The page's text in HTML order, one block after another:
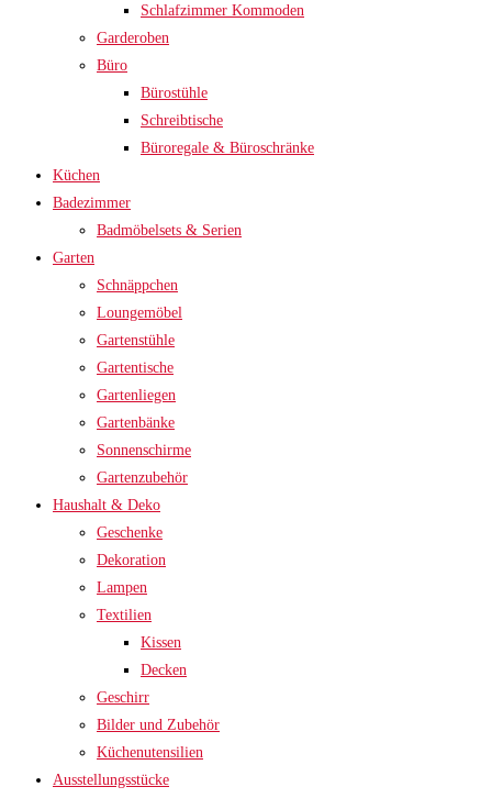
Schlafzimmer Kommoden
Garderoben
Büro
Bürostühle
Schreibtische
Büroregale & Büroschränke
Küchen
Badezimmer
Badmöbelsets & Serien
Garten
Schnäppchen
Loungemöbel
Gartenstühle
Gartentische
Gartenliegen
Gartenbänke
Sonnenschirme
Gartenzubehör
Haushalt & Deko
Geschenke
Dekoration
Lampen
Textilien
Kissen
Decken
Geschirr
Bilder und Zubehör
Küchenutensilien
Ausstellungsstücke